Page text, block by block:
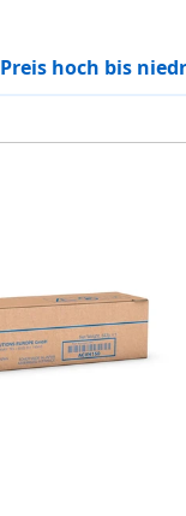
Preis hoch bis